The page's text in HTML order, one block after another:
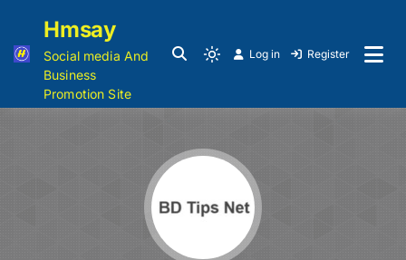
Hmsay
Social media And
Business
Promotion Site
Log in Register